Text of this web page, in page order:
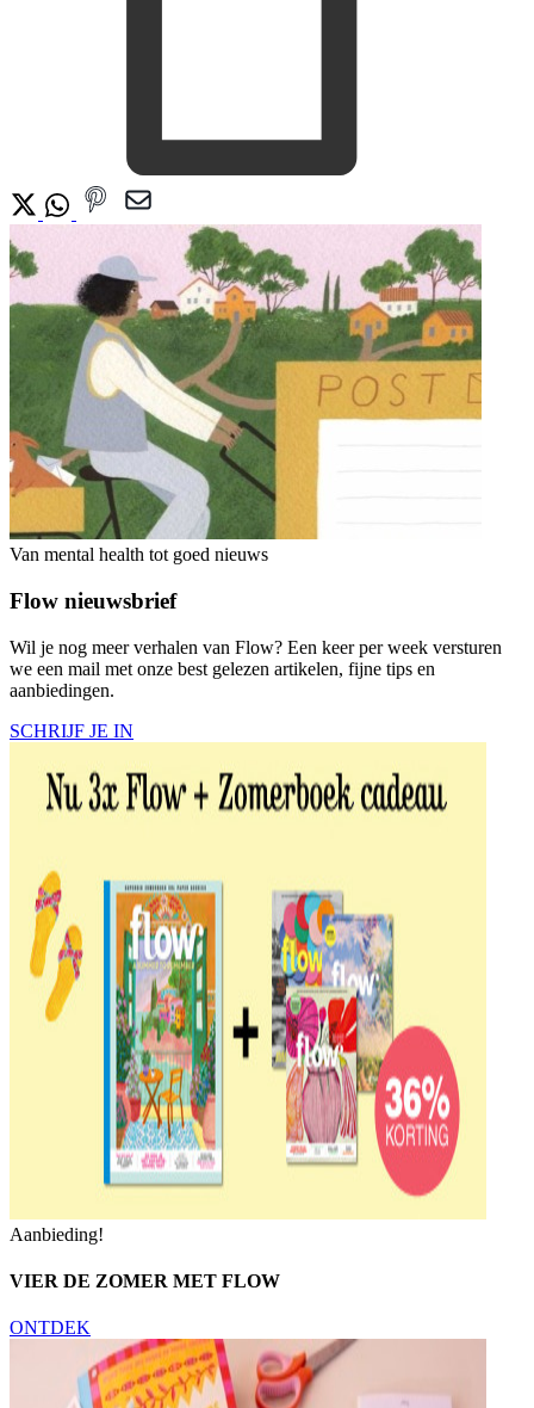
Van mental health tot goed nieuws
Flow nieuwsbrief
Wil je nog meer verhalen van Flow? Een keer per week versturen
we een mail met onze best gelezen artikelen, fijne tips en
aanbiedingen.
SCHRIJF JE IN
Aanbieding!
VIER DE ZOMER MET FLOW
ONTDEK